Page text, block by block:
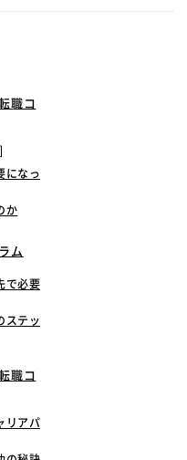
職コ
になっ
か
ム
で必要
ステッ
職コ
リアパ